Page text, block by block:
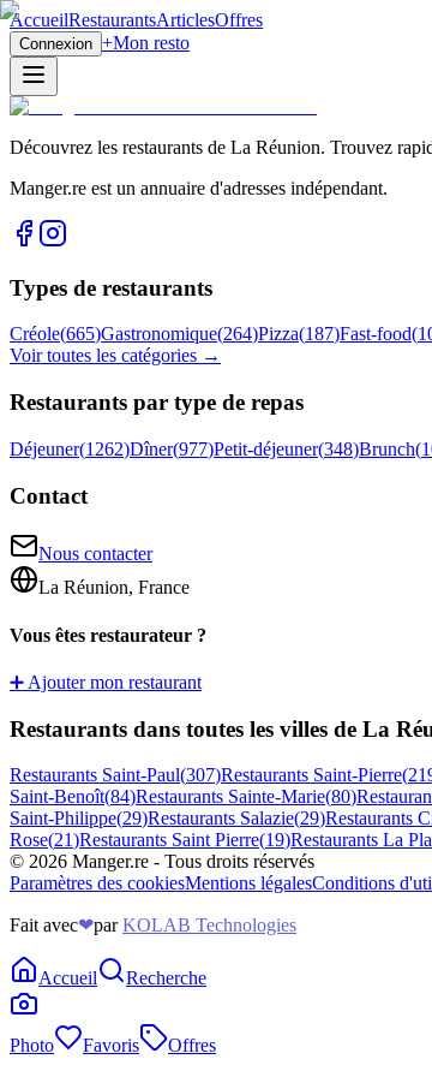
AccueilRestaurantsArticlesOffres
Connexion +Mon resto
Découvrez les restaurants de La Réunion. Trouvez
Manger.re est un annuaire d'adresses indépendant.
Types de restaurants
Créole(665)Gastronomique(264)Pizza(187)Fast-food(
Voir toutes les catégories →
Restaurants par type de repas
Déjeuner(1262)Dîner(977)Petit-déjeuner(348)Brunch(
Contact
Nous contacter
La Réunion, France
Vous êtes restaurateur ?
➕ Ajouter mon restaurant
Restaurants dans toutes les villes de La
Restaurants Saint-Paul(307)Restaurants Saint-Pierre(
Saint-Benoît(84)Restaurants Sainte-Marie(80)
Saint-Philippe(29)Restaurants Salazie(29)Restaurants
Rose(21)Restaurants Saint Pierre(19)Restaurants La
© 2026 Manger.re - Tous droits réservés
Paramètres des cookiesMentions légalesConditions
Fait avec❤par KOLAB Technologies
Accueil Recherche
Photo Favoris Offres